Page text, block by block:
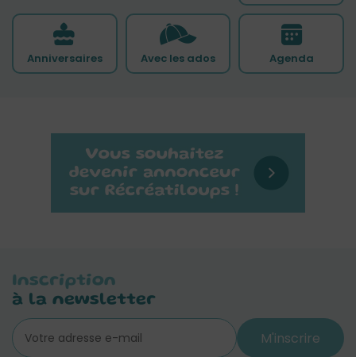
Anniversaires Avec les ados Agenda
Inscription
à la newsletter
M'inscrire